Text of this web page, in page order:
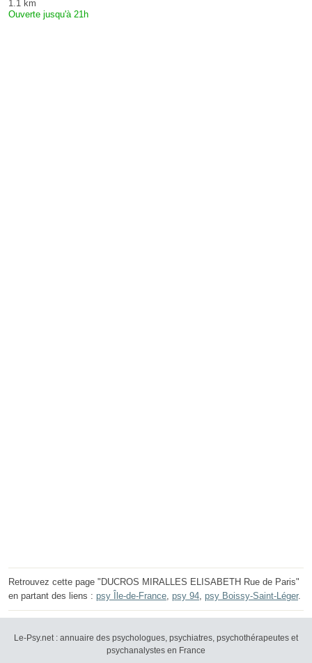
1.1 km
Ouverte jusqu'à 21h
Retrouvez cette page "DUCROS MIRALLES ELISABETH Rue de Paris"
en partant des liens : psy Île-de-France, psy 94, psy Boissy-Saint-Léger.
Le-Psy.net : annuaire des psychologues, psychiatres, psychothérapeutes et
psychanalystes en France